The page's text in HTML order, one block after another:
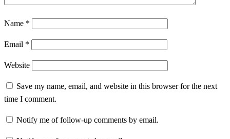
Name *
Email *
Website
Save my name, email, and website in this browser for the next
time I comment.
Notify me of follow-up comments by email.